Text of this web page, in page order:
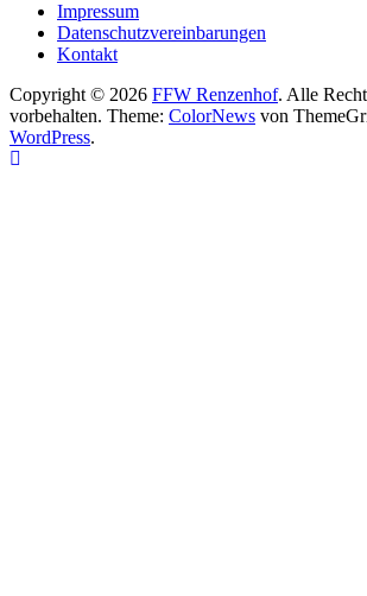
Impressum
Datenschutzvereinbarungen
Kontakt
Copyright © 2026 FFW Renzenhof. Alle
vorbehalten. Theme: ColorNews von
WordPress.